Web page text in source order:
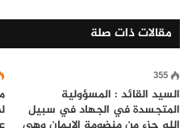
مقالات ذات صلة
355
السيد القائد : المسؤولية
المتجسدة في الجهاد في سبيل